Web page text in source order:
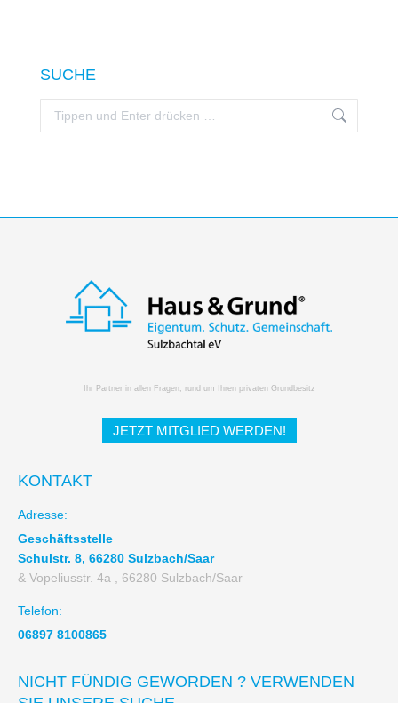
SUCHE
Search:
Ihr Partner in allen Fragen, rund um Ihren privaten Grundbesitz
JETZT MITGLIED WERDEN!
KONTAKT
Adresse:
Geschäftsstelle
Schulstr. 8, 66280 Sulzbach/Saar
& Vopeliusstr. 4a , 66280 Sulzbach/Saar
Telefon:
06897 8100865
NICHT FÜNDIG GEWORDEN ? VERWENDEN